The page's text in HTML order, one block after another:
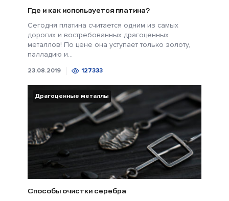
Где и как используется платина?
Сегодня платина считается одним из самых
дорогих и востребованных драгоценных
металлов! По цене она уступает только золоту,
палладию и...
23.08.2019 127333
Драгоценные металлы
Способы очистки серебра